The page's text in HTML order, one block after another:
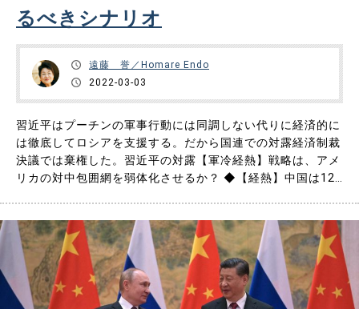
るべきシナリオ
遠藤 誉／Homare Endo
2022-03-03
習近平はプーチンの軍事行動には同調しない代りに経済的に
は徹底してロシアを支援する。だから国連での対露経済制裁
決議では棄権した。習近平の対露【軍冷経熱】戦略は、アメ
リカの対中包囲網を弱体化させるか？ ◆【経熱】中国は12
の貿易相手国であり、中露経済貿易協力は実りある成果を上
げている＞と……